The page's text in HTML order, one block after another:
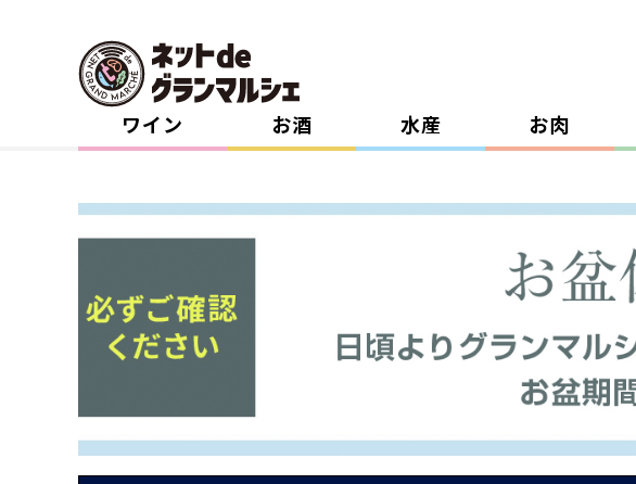
ワイン お酒 水産 お肉